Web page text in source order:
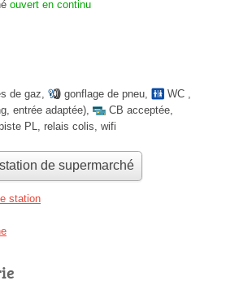
ouvert en continu
de gaz, gonflage de pneu, WC ,
entrée adaptée), CB acceptée,
PL, relais colis, wifi
de supermarché
station